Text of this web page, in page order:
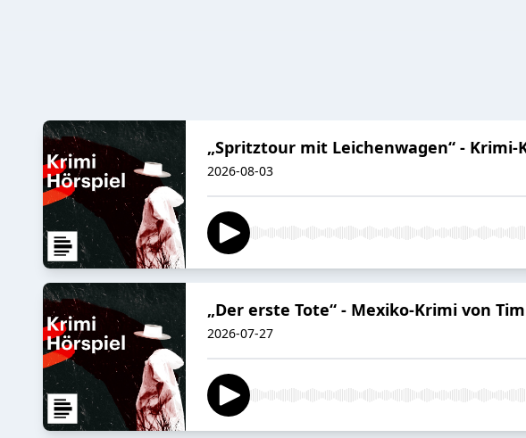
„Spritztour mit Leichenwagen“ -
2026-08-03
„Der erste Tote“ - Mexiko-Krimi von
2026-07-27